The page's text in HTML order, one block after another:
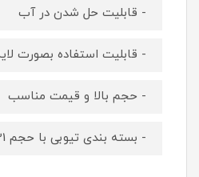
- قابلیت حل شدن در آب
- قابلیت استفاده بصورت
- حجم بالا و قیمت مناسب
- بسته بندی تیوبی با حجم 21 میل